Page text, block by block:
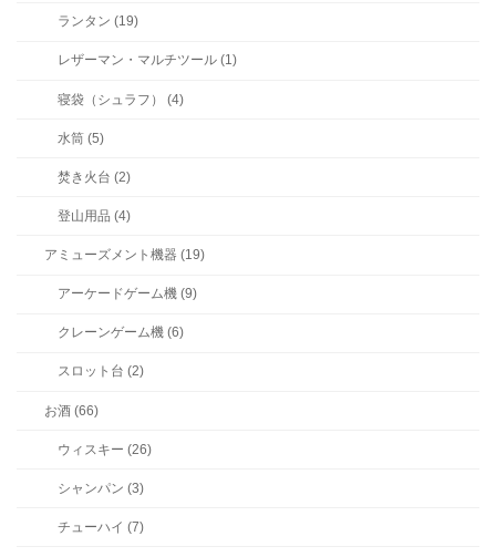
ランタン (19)
レザーマン・マルチツール (1)
寝袋（シュラフ） (4)
水筒 (5)
焚き火台 (2)
登山用品 (4)
アミューズメント機器 (19)
アーケードゲーム機 (9)
クレーンゲーム機 (6)
スロット台 (2)
お酒 (66)
ウィスキー (26)
シャンパン (3)
チューハイ (7)